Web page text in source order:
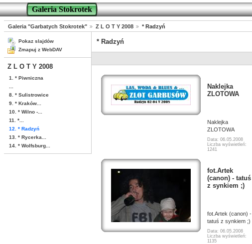
Galeria Stokrotek
Galeria "Garbatych Stokrotek" Z L O T Y 2008 * Radzyń
Pokaz slajdów
Zmapuj z WebDAV
Z L O T Y 2008
1. * Piwniczna
8. * Sulistrowice
9. * Kraków...
10. * Wilno -...
11. *...
12. * Radzyń
13. * Rycerka...
14. * Wolfsburg...
* Radzyń
Naklejka
ZLOTOWA
Naklejka
ZLOTOWA
Data: 06.05.2008
Liczba wyświetleń:
1241
fot.Artek
(canon) - tatuś
z synkiem ;)
fot.Artek (canon) -
tatuś z synkiem ;)
Data: 06.05.2008
Liczba wyświetleń:
1135